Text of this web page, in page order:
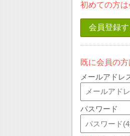
初めての方
会員登録す
既に会員の
メールアドレ
パスワード